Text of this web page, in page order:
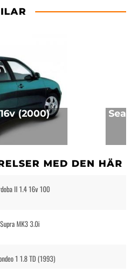
(2000) Seat
MED DEN HÄR
II 1.4 16v 100
MK3 3.0i
1 1.8 TD (1993)